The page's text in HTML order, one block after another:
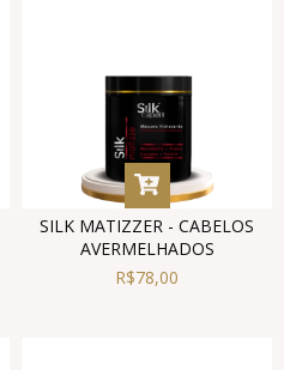
SILK MATIZZER - CABELOS
AVERMELHADOS
R$78,00